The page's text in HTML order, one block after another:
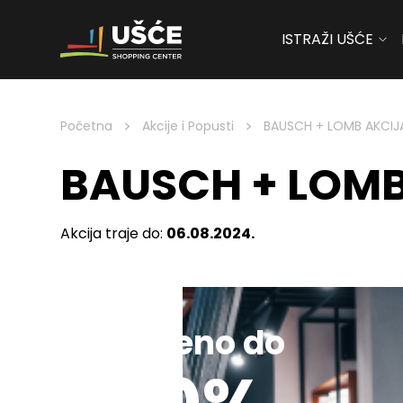
Skip to content
ISTRAŽI UŠĆE
Početna > Akcije i Popusti > BAUSCH + LOMB
BAUSCH +
Akcija traje do: 06.08.2024.
Sniženo do